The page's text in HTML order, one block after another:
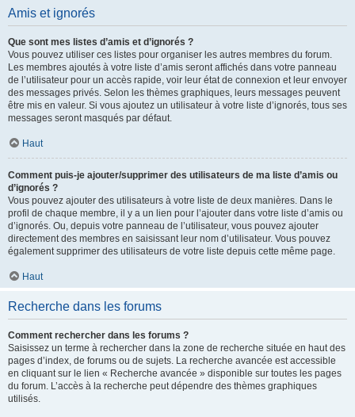
Amis et ignorés
Que sont mes listes d’amis et d’ignorés ?
Vous pouvez utiliser ces listes pour organiser les autres membres du forum.
Les membres ajoutés à votre liste d’amis seront affichés dans votre panneau
de l’utilisateur pour un accès rapide, voir leur état de connexion et leur envoyer
des messages privés. Selon les thèmes graphiques, leurs messages peuvent
être mis en valeur. Si vous ajoutez un utilisateur à votre liste d’ignorés, tous ses
messages seront masqués par défaut.
Haut
Comment puis-je ajouter/supprimer des utilisateurs de ma liste d’amis ou
d’ignorés ?
Vous pouvez ajouter des utilisateurs à votre liste de deux manières. Dans le
profil de chaque membre, il y a un lien pour l’ajouter dans votre liste d’amis ou
d’ignorés. Ou, depuis votre panneau de l’utilisateur, vous pouvez ajouter
directement des membres en saisissant leur nom d’utilisateur. Vous pouvez
également supprimer des utilisateurs de votre liste depuis cette même page.
Haut
Recherche dans les forums
Comment rechercher dans les forums ?
Saisissez un terme à rechercher dans la zone de recherche située en haut des
pages d’index, de forums ou de sujets. La recherche avancée est accessible
en cliquant sur le lien « Recherche avancée » disponible sur toutes les pages
du forum. L’accès à la recherche peut dépendre des thèmes graphiques
utilisés.